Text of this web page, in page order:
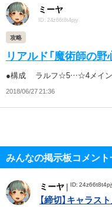
ミーヤ
ID: 24z66t8t4pjy
攻略
リアルド「魔術師の野
●構成 ラルフ☆5…☆4メイン
2018/06/27 21:36
みんなの掲示板コメン
ミーヤ | ID:
【締切】キャラス